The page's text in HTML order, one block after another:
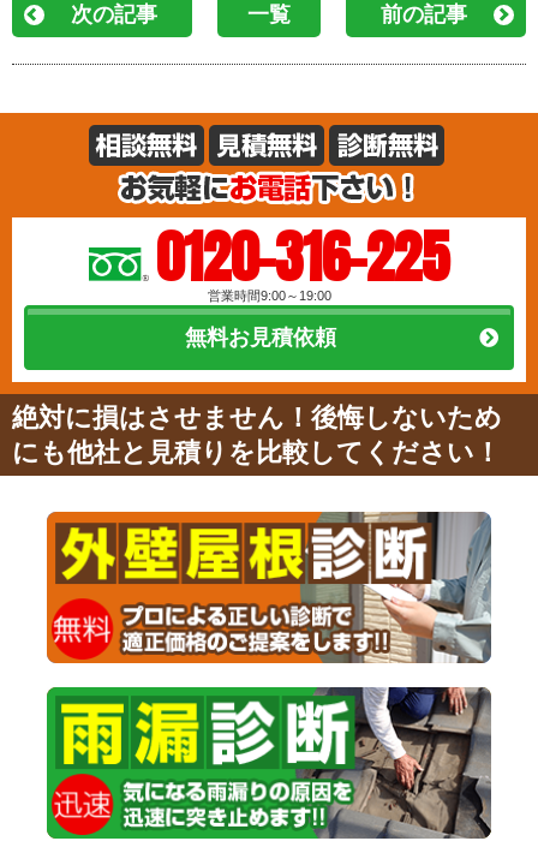
次の記事 一覧 前の記事
0120-316-225
営業時間9:00～19:00
無料お見積依頼
絶対に損はさせません！後悔しないため
にも他社と見積りを比較してください！